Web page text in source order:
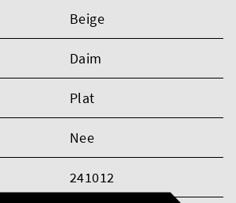
Beige
Daim
Plat
Nee
241012